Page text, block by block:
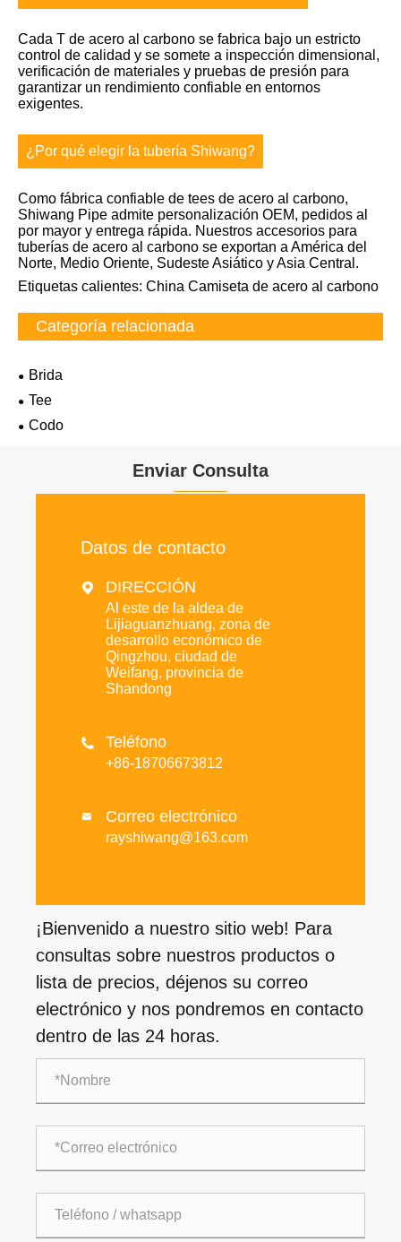
Cada T de acero al carbono se fabrica bajo un estricto
control de calidad y se somete a inspección dimensional,
verificación de materiales y pruebas de presión para
garantizar un rendimiento confiable en entornos
exigentes.
¿Por qué elegir la tubería Shiwang?
Como fábrica confiable de tees de acero al carbono,
Shiwang Pipe admite personalización OEM, pedidos al
por mayor y entrega rápida. Nuestros accesorios para
tuberías de acero al carbono se exportan a América del
Norte, Medio Oriente, Sudeste Asiático y Asia Central.
Etiquetas calientes: China Camiseta de acero al carbono
Categoría relacionada
Brida
Tee
Codo
Enviar Consulta
Datos de contacto
 DIRECCIÓN
Al este de la aldea de
Lijiaguanzhuang, zona de
desarrollo económico de
Qingzhou, ciudad de
Weifang, provincia de
Shandong
 Teléfono
+86-18706673812
 Correo electrónico
rayshiwang@163.com
¡Bienvenido a nuestro sitio web! Para
consultas sobre nuestros productos o
lista de precios, déjenos su correo
electrónico y nos pondremos en contacto
dentro de las 24 horas.